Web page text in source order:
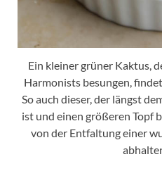
Ein kleiner grüner Kaktus,
Harmonists besungen,
So auch dieser, der längst
ist und einen größeren Topf
von der Entfaltung einer